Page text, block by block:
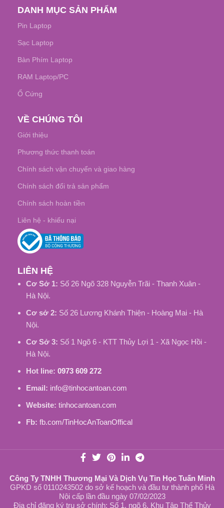
DANH MỤC SẢN PHẨM
Pin Laptop
Sạc Laptop
Bàn Phím Laptop
RAM Laptop/PC
Ổ Cứng
VỀ CHÚNG TÔI
Giới thiệu
Phương thức thanh toán
Chính sách vận chuyển và giao hàng
Chính sách đổi trả sản phẩm
Chính sách hoàn tiền
Liên hệ - khiếu nại
LIÊN HỆ
Cơ Sở 1: Số 26 Ngõ 328 Nguyễn Trãi - Thanh Xuân -
Hà Nội.
Cơ sở 2: Số 26 Lương Khánh Thiện - Hoàng Mai - Hà
Nội.
Cơ Sở 3: Số 1 Ngõ 6 - KTT Thủy Lợi 1 - Xã Ngọc Hồi -
Hà Nội.
Hot line: 0973 609 272
Email: info@tinhocantoan.com
Website: tinhocantoan.com
Fb: fb.com/TinHocAnToanOffical
Công Ty TNHH Thương Mại Và Dịch Vụ Tin Học Tuấn Minh
GPKD số 0110243502 do sở kế hoạch và đầu tư thành phố Hà
Nội cấp lần đầu ngày 07/02/2023
Địa chỉ đăng ký trụ sở chính: Số 1, ngõ 6, Khu Tập Thể Thủy